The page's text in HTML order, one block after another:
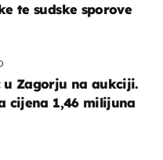
te sudske sporove
u Zagorju na aukciji.
cijena 1,46 milijuna